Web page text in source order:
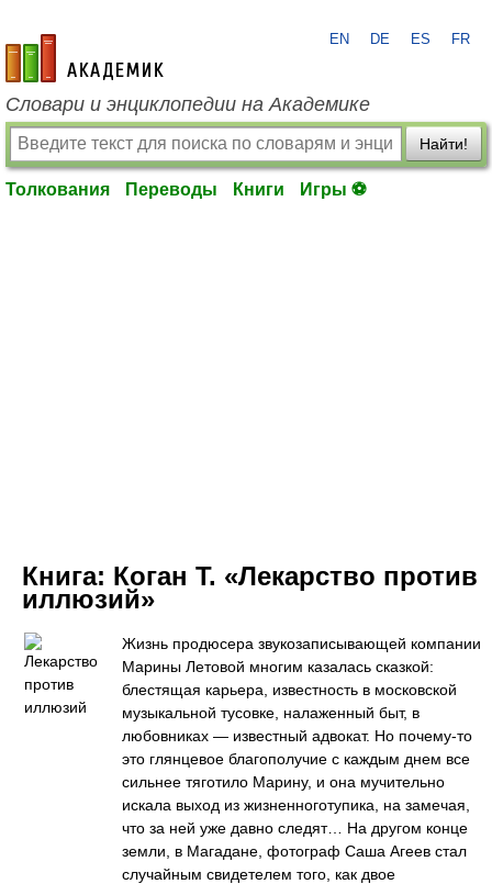
academic.ru
EN DE ES FR
Словари и энциклопедии на Академике
Найти!
Толкования Переводы Книги Игры ⚽
Книга: Коган Т. «Лекарство против
иллюзий»
Жизнь продюсера звукозаписывающей компании
Марины Летовой многим казалась сказкой:
блестящая карьера, известность в московской
музыкальной тусовке, налаженный быт, в
любовниках — известный адвокат. Но почему-то
это глянцевое благополучие с каждым днем все
сильнее тяготило Марину, и она мучительно
искала выход из жизненноготупика, на замечая,
что за ней уже давно следят… На другом конце
земли, в Магадане, фотограф Саша Агеев стал
случайным свидетелем того, как двое